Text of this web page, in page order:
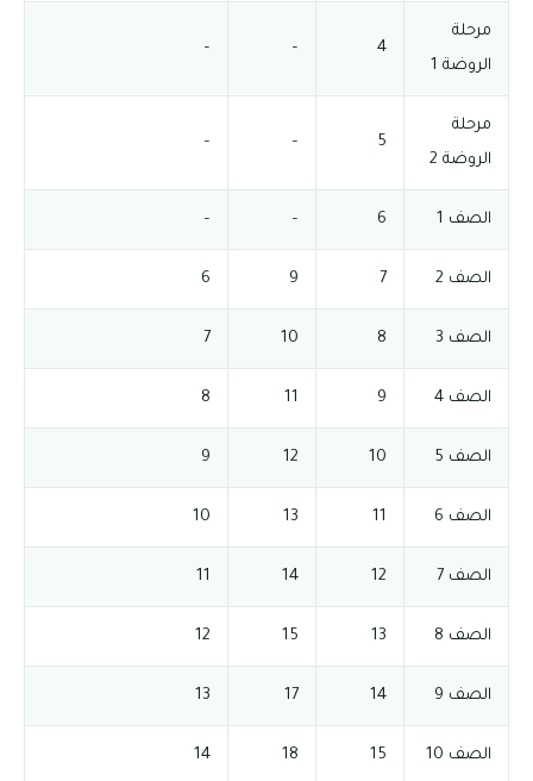
مرحلة
الروضة 1
4
–
–
مرحلة
الروضة 2
5
–
–
الصف 1 6
–
–
الصف 2 7
9
6
الصف 3 8
10
7
الصف 4 9
11
8
الصف 5 10
12
9
الصف 6 11
13
10
الصف 7 12
14
11
الصف 8 13
15
12
الصف 9 14
17
13
الصف 10 15
18
14